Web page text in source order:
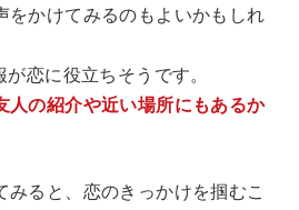
をかけてみるのもよいかもしれ
恋に役立ちそうです。
人の紹介や近い場所にもあるか
みると、恋のきっかけを掴むこ